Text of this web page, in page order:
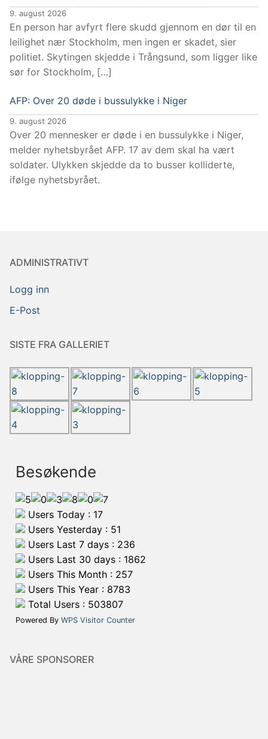
9. august 2026
En person har avfyrt flere skudd gjennom en dør til en
leilighet nær Stockholm, men ingen er skadet, sier
politiet. Skytingen skjedde i Trångsund, som ligger like
sør for Stockholm, […]
AFP: Over 20 døde i bussulykke i Niger
9. august 2026
Over 20 mennesker er døde i en bussulykke i Niger,
melder nyhetsbyrået AFP. 17 av dem skal ha vært
soldater. Ulykken skjedde da to busser kolliderte,
ifølge nyhetsbyrået.
ADMINISTRATIVT
Logg inn
E-Post
SISTE FRA GALLERIET
Besøkende
Users Today : 17
Users Yesterday : 51
Users Last 7 days : 236
Users Last 30 days : 1862
Users This Month : 257
Users This Year : 8783
Total Users : 503807
Powered By WPS Visitor Counter
VÅRE SPONSORER